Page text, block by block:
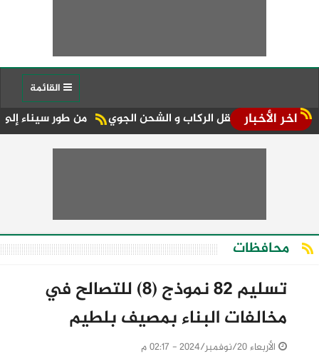
اخر الأخبار من طور سيناء إلى منصة الجمهورية المركز الـ11 في نقل الركاب و الشحن الجوي
محافظات
تسليم 82 نموذج (8) للتصالح في
مخالفات البناء بمصيف بلطيم
الأربعاء 20/نوفمبر/2024 - 02:17 م